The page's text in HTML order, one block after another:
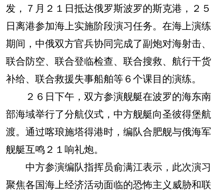
发，７月２１日抵达俄罗斯波罗的斯克港，２５
日离港参加海上实施阶段演习任务。在海上演练
期间，中俄双方官兵协同完成了副炮对海射击、
联合防空、联合登临检查、联合搜救、航行干货
补给、联合救援失事船舶等６个课目的演练。
２６日下午，双方参演舰艇在波罗的海东南
部海域举行了分航仪式，中方舰艇向圣彼得堡航
渡。通过喀琅施塔得港时，编队合肥舰与俄海军
舰艇互鸣２１响礼炮。
中方参演编队指挥员俞满江表示，此次演习
聚焦各国海上经济活动面临的恐怖主义威胁和联